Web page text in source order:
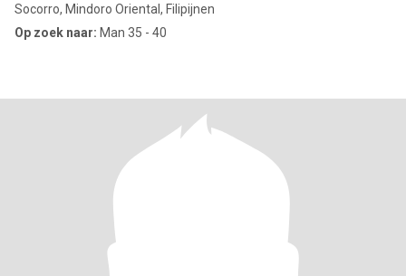
Socorro, Mindoro Oriental, Filipijnen
Op zoek naar: Man 35 - 40